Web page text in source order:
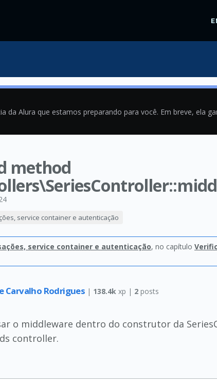
da Alura que estamos preparando para você. Em breve, ela
method
service container e autenticação
service container e autenticação, no capítulo
Carvalho Rodrigues | 138.4k xp | 2posts
o middleware dentro do construtor da
controller.